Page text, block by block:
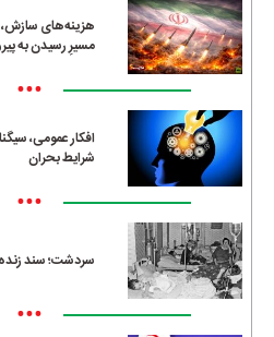
هزینه‌های سازش،
مسیرِ رسیدن به
•••
افکار عمومی،
شرایط بحران
•••
سردشت؛ سند زنده
•••